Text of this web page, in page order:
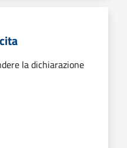
la dichiarazione